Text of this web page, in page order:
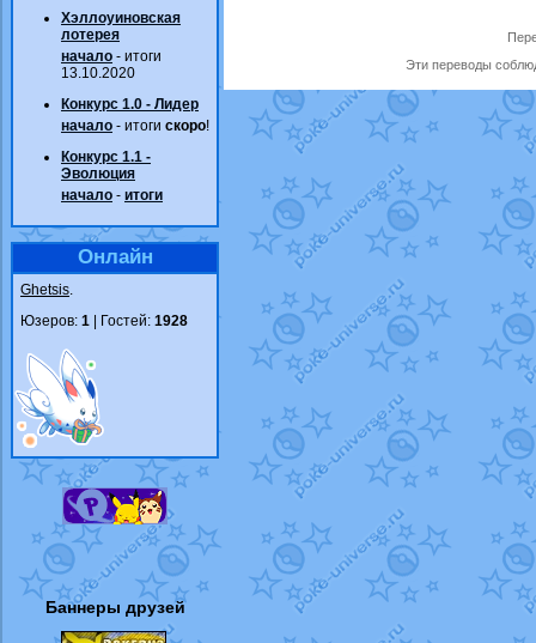
Хэллоуиновская
лотерея
начало - итоги
13.10.2020
Конкурс 1.0 - Лидер
начало - итоги скоро!
Конкурс 1.1 -
Эволюция
начало - итоги
Онлайн
Ghetsis.
Юзеров: 1 | Гостей: 1928
Баннеры друзей
Эти переводы